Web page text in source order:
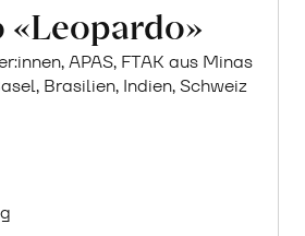
«Leopardo»
APAS, FTAK aus Minas
Brasilien, Indien, Schweiz